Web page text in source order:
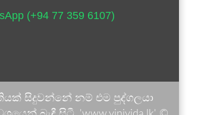
(+94 77 359 6107)
සිදුවන්නේ නම් එම පුද්ගලයා